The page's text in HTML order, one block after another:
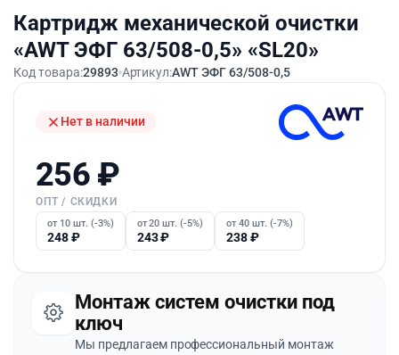
Картридж механической очистки
«AWT ЭФГ 63/508-0,5» «SL20»
Код товара:29893 Артикул:AWT ЭФГ 63/508-0,5
Нет в наличии
256 ₽
ОПТ / СКИДКИ
от 10 шт. (-3%)
248₽
от 20 шт. (-5%)
243₽
от 40 шт. (-7%)
238₽
Монтаж систем очистки под
ключ
Мы предлагаем профессиональный монтаж